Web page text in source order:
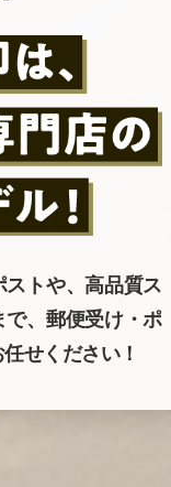
トや、高品質ス
、郵便受け・ポ
せください！